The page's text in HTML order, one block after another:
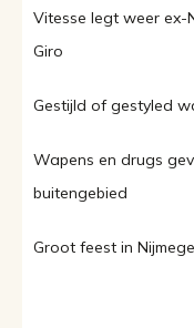
Vitesse legt weer ex-
Giro
Gestijld of gestyled
Wapens en drugs
buitengebied
Groot feest in